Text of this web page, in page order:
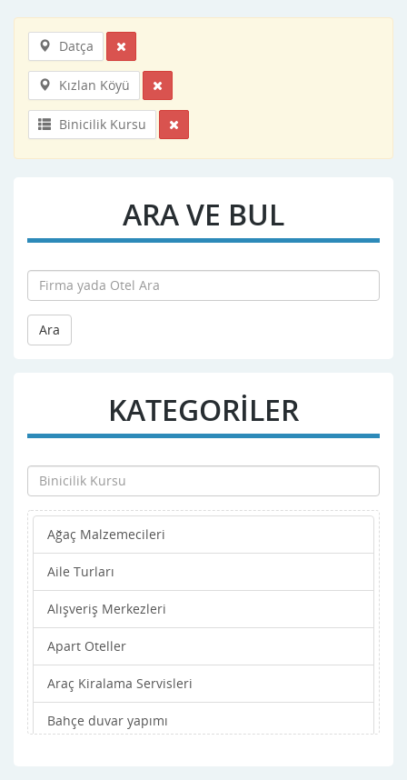
Datça
Kızlan Köyü
Binicilik Kursu
ARA VE BUL
Ara
KATEGORİLER
Ağaç Malzemecileri
Aile Turları
Alışveriş Merkezleri
Apart Oteller
Araç Kiralama Servisleri
Bahçe duvar yapımı